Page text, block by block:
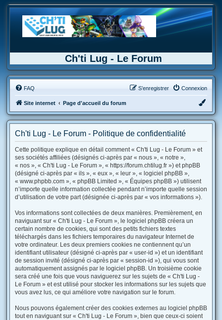
Ch'ti Lug - Le Forum
FAQ Connexion
S’enregistrer
Site internet Page d'accueil du forum
Ch'ti Lug - Le Forum - Politique de confidentialité
Cette politique explique en détail comment « Ch'ti Lug - Le Forum » et
ses sociétés affiliées (désignés ci-après par « nous », « notre »,
« nos », « Ch'ti Lug - Le Forum », « https://forum.chtilug.fr ») et phpBB
(désigné ci-après par « ils », « eux », « leur », « logiciel phpBB »,
« www.phpbb.com », « phpBB Limited », « Équipes phpBB ») utilisent
n’importe quelle information collectée pendant n’importe quelle session
d’utilisation de votre part (désignée ci-après par « vos informations »).
Vos informations sont collectées de deux manières. Premièrement, en
naviguant sur « Ch'ti Lug - Le Forum », le logiciel phpBB créera un
certain nombre de cookies, qui sont des petits fichiers textes
téléchargés dans les fichiers temporaires du navigateur Internet de
votre ordinateur. Les deux premiers cookies ne contiennent qu’un
identifiant utilisateur (désigné ci-après par « user-id ») et un identifiant
de session invité (désigné ci-après par « session-id »), qui vous sont
automatiquement assignés par le logiciel phpBB. Un troisième cookie
sera créé une fois que vous naviguerez sur les sujets de « Ch'ti Lug -
Le Forum » et est utilisé pour stocker les informations sur les sujets que
vous avez lus, ce qui améliore votre navigation sur le forum.
Nous pouvons également créer des cookies externes au logiciel phpBB
tout en naviguant sur « Ch'ti Lug - Le Forum », bien que ceux-ci soient